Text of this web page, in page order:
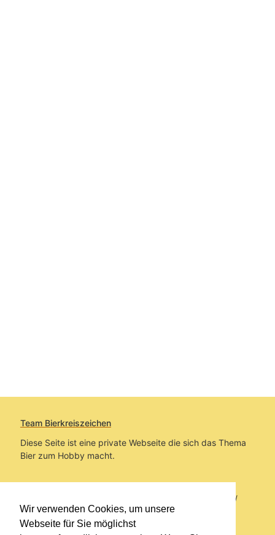
Wir verwenden Cookies, um unsere
Webseite für Sie möglichst
Team Bierkreiszeichen
Diese Seite ist eine private Webseite die sich das Thema
Bier zum Hobby macht.
Sie befinden sich auf https://www.bierkreiszeichen.at/
im Pfad:Bierkreiszeichen/Gesammelte Biere